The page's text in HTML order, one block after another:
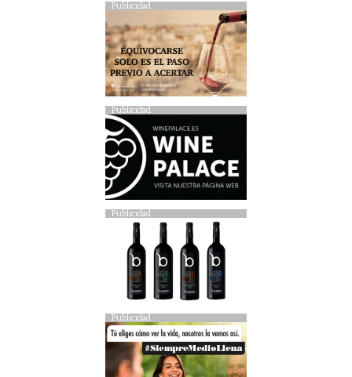
Publicidad
Publicidad
Publicidad
Publicidad